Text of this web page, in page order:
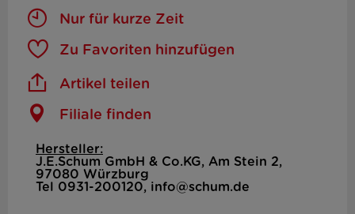
Nur für kurze Zeit
Zu Favoriten hinzufügen
Artikel teilen
Filiale finden
Hersteller:
J.E.Schum GmbH & Co.KG, Am Stein 2,
97080 Würzburg
Tel 0931-200120, info@schum.de